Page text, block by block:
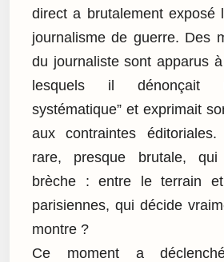
direct a brutalement exposé
journalisme de guerre. Des
du journaliste sont apparus à
lesquels il dénonçait
systématique” et exprimait
aux contraintes
rare, presque brutale,
brèche : entre le terrain
parisiennes, qui décide
montre ?
Ce moment a